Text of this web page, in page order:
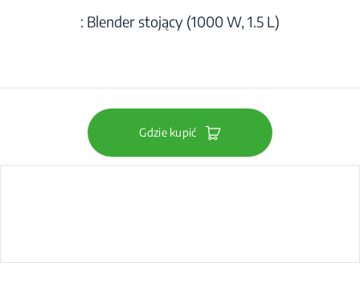
: Blender stojący (1000 W, 1.5 L)
Gdzie kupić